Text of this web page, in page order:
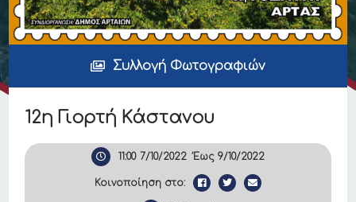
Συλλογή Φωτογραφιών
12η Γιορτή Κάστανου
11:00 7/10/2022Έως 9/10/2022
Κοινοποίηση στο: